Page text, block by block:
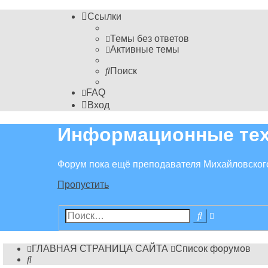
Ссылки
Темы без ответов
Активные темы
Поиск
FAQ
Вход
Информационные
Форум пока ещё преподавателя
Пропустить
Поиск
ГЛАВНАЯ СТРАНИЦА САЙТА
Список форумов
Поиск